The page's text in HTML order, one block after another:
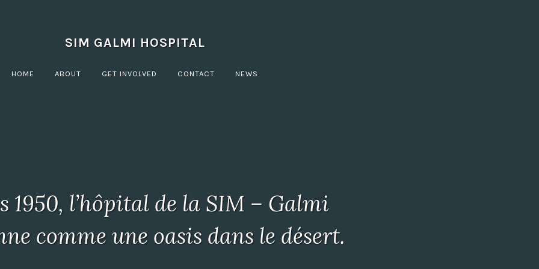
SIM GALMI HOSPITAL
HOME ABOUT GET INVOLVED CONTACT NEWS
1950, l’hôpital de la SIM – Galmi
comme une oasis dans le désert.